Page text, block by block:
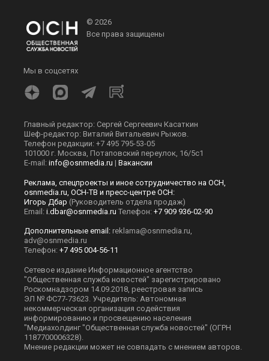
© 2026
Все права защищены
Мы в соцсетях
Главный редактор: Сергей Сергеевич Касаткин
Шеф-редактор: Виталий Витальевич Рыжов.
Телефон редакции: +7 495 795-53-05
101000 г. Москва, Потаповский переулок, 16/5с1
E-mail: info@osnmedia.ru | Вакансии
Реклама, спецпроекты и иное сотрудничество на ОСН,
osnmedia.ru, ОСН-ТВ и пресс-центре ОСН:
Игорь Дбар (Руководитель отдела продаж)
Email: i.dbar@osnmedia.ru Телефон: +7 909 936-02-90
Дополнительные email: reklama@osnmedia.ru,
adv@osnmedia.ru
Телефон: +7 495 004-56-11
Сетевое издание Информационное агентство
"Общественная служба новостей" зарегистрировано
Роскомнадзором 14.09.2018, реестровая запись
ЭЛ № ФС77-73623. Учредитель: Автономная
некоммерческая организация содействия
информированию и просвещению населения
"Медиахолдинг "Общественная служба новостей" (ОГРН
1187700006328).
Мнение редакции может не совпадать с мнением авторов.